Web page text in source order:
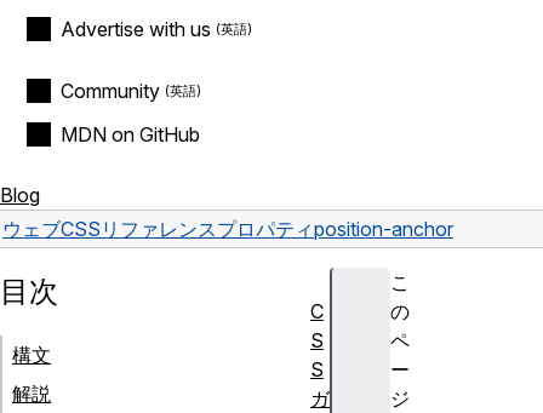
Advertise with us
Community
MDN on GitHub
Blog
ウェブCSS リファレンスプロパティposition-anchor
こ
の
ペ
ー
ジ
目次
構文
解説
C
S
S
ガ